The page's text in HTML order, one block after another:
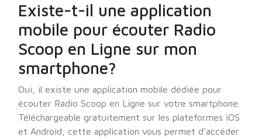
Existe-t-il une application
mobile pour écouter Radio
Scoop en Ligne sur mon
smartphone?
Oui, il existe une application mobile dédiée pour
écouter Radio Scoop en Ligne sur votre smartphone.
Téléchargeable gratuitement sur les plateformes iOS
et Android, cette application vous permet d’accéder